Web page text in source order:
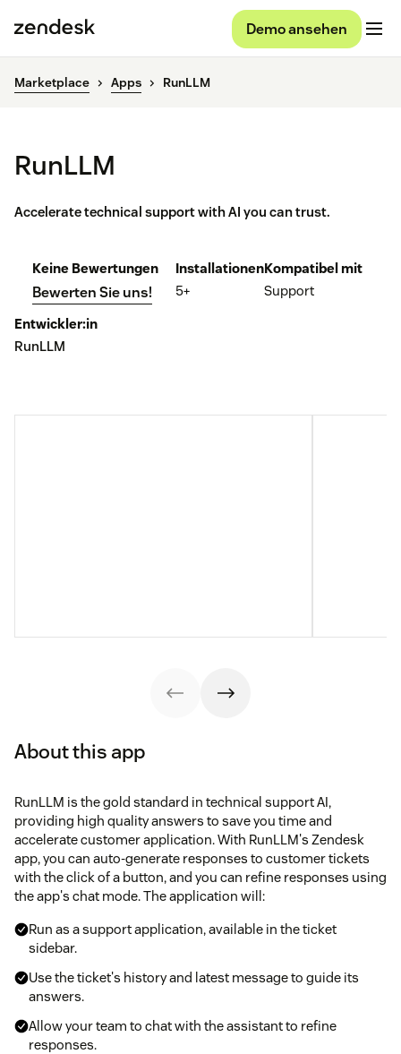
Demo ansehen
Marketplace Apps RunLLM
RunLLM
Accelerate technical support with AI you can trust.
Keine Bewertungen
Bewerten Sie uns!
Installationen
5+
Kompatibel mit
Support
Entwickler:in
RunLLM
About this app
RunLLM is the gold standard in technical support AI,
providing high quality answers to save you time and
accelerate customer application. With RunLLM's Zendesk
app, you can auto-generate responses to customer tickets
with the click of a button, and you can refine responses using
the app's chat mode. The application will:
Run as a support application, available in the ticket
sidebar.
Use the ticket's history and latest message to guide its
answers.
Allow your team to chat with the assistant to refine
responses.